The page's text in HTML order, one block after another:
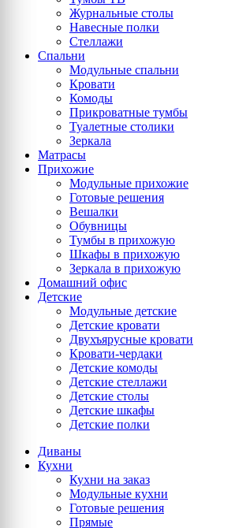
Журнальные столы
Навесные полки
Стеллажи
Спальни
Модульные спальни
Кровати
Комоды
Прикроватные тумбы
Туалетные столики
Зеркала
Матрасы
Прихожие
Модульные прихожие
Готовые решения
Вешалки
Обувницы
Тумбы в прихожую
Шкафы в прихожую
Зеркала в прихожую
Домашний офис
Детские
Модульные детские
Детские кровати
Двухъярусные кровати
Кровати-чердаки
Детские комоды
Детские стеллажи
Детские столы
Детские шкафы
Детские полки
Диваны
Кухни
Кухни на заказ
Модульные кухни
Готовые решения
Прямые